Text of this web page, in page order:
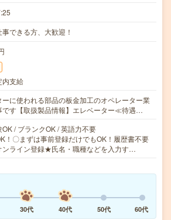
できる方、大歓迎！
内支給
ーに使われる部品の板金加工のオペレーター業
です【取扱製品情報】エレベーター≪待遇…
/ ブランクOK / 英語力不要
！〇まずは事前登録だけでもOK！履歴書不要
ンライン登録★氏名・職種などを入力す…
30代 40代 50代 60代